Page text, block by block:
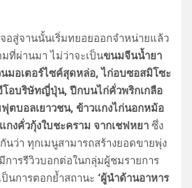
สู่จานนั้นเริ่มทยอยออกจำหน่ายแล้ว
ที่ผ่านมา ไม่ว่าจะเป็นขนมจีนน้ำยา
มอเตอร์ไซค์สุดหล่อ, ไก่อบซอสมิโซะ
อบริษัทญี่ปุ่น, ปีกบนไก่คั่วพริกเกลือ
ตบอลเยาวชน, ข้าวแกงไก่นอกหม้อ
กงคั่วกุ้งใบชะคราม จากเชฟหยา ซึ่ง
ว่า ทุกเมนูสามารถสร้างยอดขายพุ่ง
การรีวิวบอกต่อในกลุ่มผู้ชมรายการ
นการตอกย้ำสถานะ ‘ผู้นำด้านอาหาร